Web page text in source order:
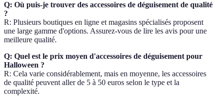
Q: Où puis-je trouver des accessoires de déguisement de qualité
?
R: Plusieurs boutiques en ligne et magasins spécialisés proposent
une large gamme d'options. Assurez-vous de lire les avis pour une
meilleure qualité.
Q: Quel est le prix moyen d'accessoires de déguisement pour
Halloween ?
R: Cela varie considérablement, mais en moyenne, les accessoires
de qualité peuvent aller de 5 à 50 euros selon le type et la
complexité.